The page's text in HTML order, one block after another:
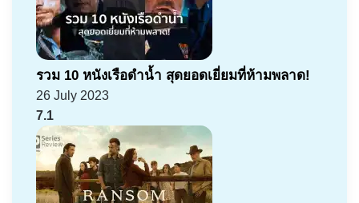
รวม 10 หนังเรือดำน้ำ สุดยอดเยี่ยมที่ห้ามพลาด!
26 July 2023
7.1